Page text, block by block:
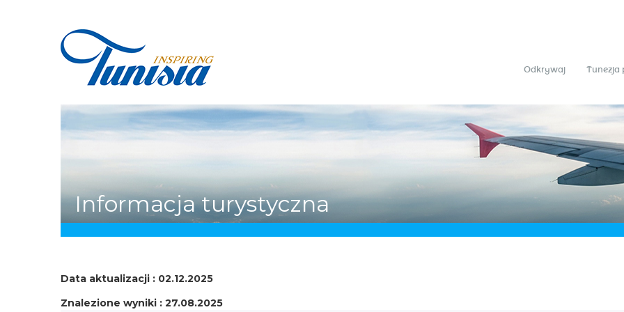
Odkrywaj Tunezja
You
are
Informacja turystyczna
Data aktualizacji : 02.12.2025
Znalezione wyniki : 27.08.2025